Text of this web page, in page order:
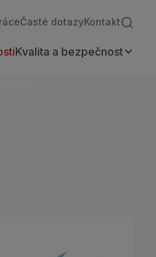
Časté dotazyKontakt
Kvalita a bezpečnost